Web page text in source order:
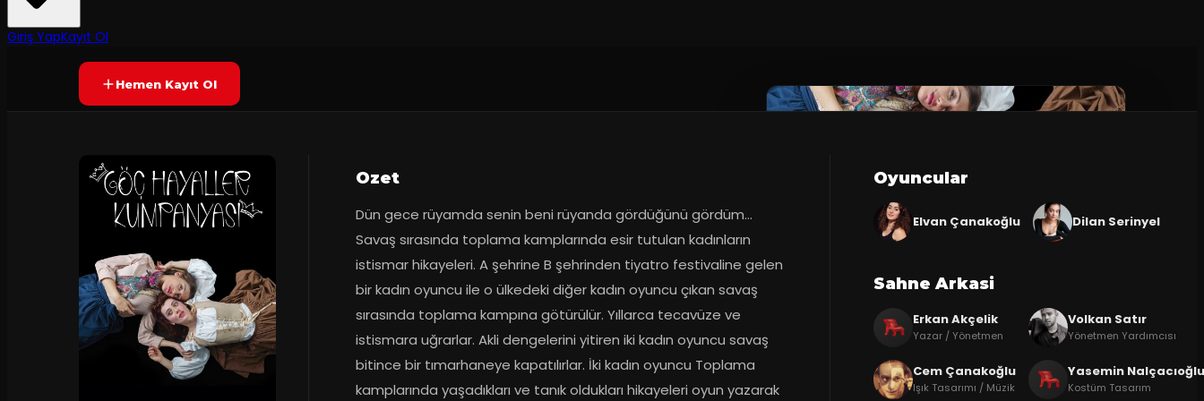
Giriş YapKayıt OlSONA ERDI
Hemen Kayıt Ol
Ozet
Dün gece rüyamda senin beni rüyanda gördüğünü gördüm…
Savaş sırasında toplama kamplarında esir tutulan kadınların
istismar hikayeleri. A şehrine B şehrinden tiyatro festivaline gelen
bir kadın oyuncu ile o ülkedeki diğer kadın oyuncu çıkan savaş
sırasında toplama kampına götürülür. Yıllarca tecavüze ve
istismara uğrarlar. Akli dengelerini yitiren iki kadın oyuncu savaş
bitince bir tımarhaneye kapatılırlar. İki kadın oyuncu Toplama
kamplarında yaşadıkları ve tanık oldukları hikayeleri oyun yazarak
Oyuncular
Elvan Çanakoğlu Dilan Serinyel
Sahne Arkasi
Erkan Akçelik
Yazar / Yönetmen
Volkan Satır
Yönetmen Yardımcısı
Cem Çanakoğlu
Işık Tasarımı / Müzik
Yasemin
Kostüm Tasarım